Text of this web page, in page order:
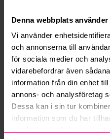
Denna webbplats
Vi använder
och annonserna till
för sociala medier och
vidarebefordrar även
information från din enhet
annons- och analysföretag
Dessa kan i sin tur
information som du har
Hur fungerar maxbud?
Hur fungerar budmotorn?
Kan jag ångra ett bud?
Kan ni frakta mina vunna
Läs fler